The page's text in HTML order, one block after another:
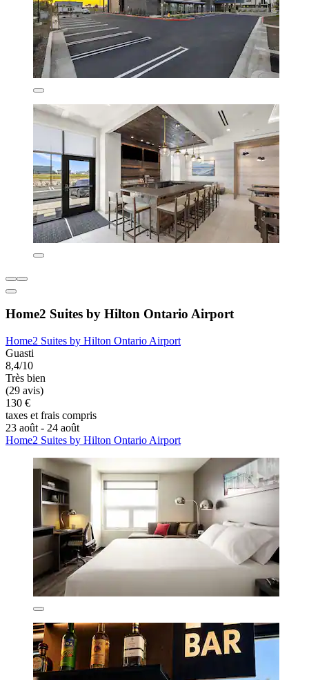
Home2 Suites by Hilton Ontario Airport
Home2 Suites by Hilton Ontario Airport
Guasti
8,4/10
Très bien
(29 avis)
130 €
taxes et frais compris
23 août - 24 août
Home2 Suites by Hilton Ontario Airport